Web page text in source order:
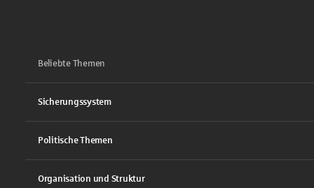
Beliebte Themen
Sicherungssystem
Politische Themen
Organisation und Struktur